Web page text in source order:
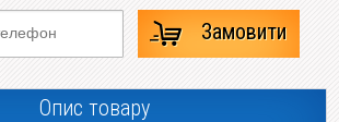
Замовити
Опис товару